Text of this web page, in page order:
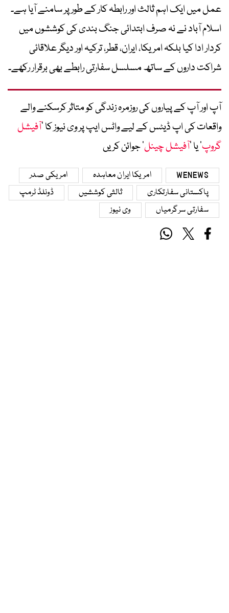
عمل میں ایک اہم ثالث اور رابطہ کار کے طور پر سامنے آیا ہے۔
اسلام آباد نے نہ صرف ابتدائی جنگ بندی کی کوششوں میں
کردار ادا کیا بلکہ امریکا، ایران، قطر، ترکیہ اور دیگر علاقائی
شراکت داروں کے ساتھ مسلسل سفارتی رابطے بھی برقرار رکھے۔
آپ اور آپ کے پیاروں کی روزمرہ زندگی کو متاثر کرسکنے والے
واقعات کی اپ ڈیٹس کے لیے واٹس ایپ پر وی نیوز کا ’آفیشل
گروپ‘ یا ’آفیشل چینل‘ جوائن کریں
WENEWS امریکا ایران معاہدہ
امریکی صدر
پاکستانی سفارتکاری
ثالثی کوششیں
ڈونلڈ ٹرمپ
سفارتی سرگرمیاں
وی نیوز